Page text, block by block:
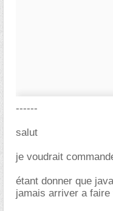
------
salut
je voudrait
étant donner que
jamais arriver a